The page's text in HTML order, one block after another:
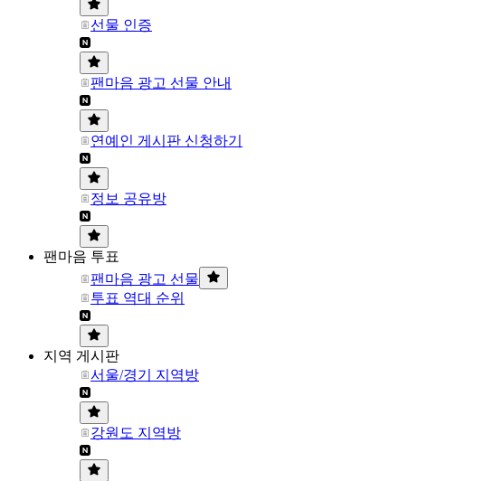
선물 인증
팬마음 광고 선물 안내
연예인 게시판 신청하기
정보 공유방
팬마음 투표
팬마음 광고 선물
투표 역대 순위
지역 게시판
서울/경기 지역방
강원도 지역방